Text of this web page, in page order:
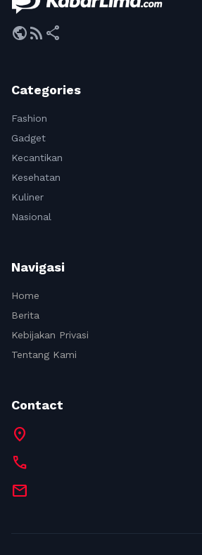
publicrss_feed share
Categories
Fashion
Gadget
Kecantikan
Kesehatan
Kuliner
Nasional
Navigasi
Home
Berita
Kebijakan Privasi
Tentang Kami
Contact
location_on
call
mail